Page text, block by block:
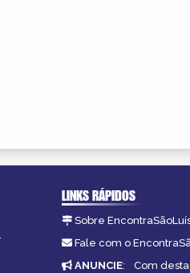
LINKS RÁPIDOS
Sobre
Fale com o
ANUNCIE: Com